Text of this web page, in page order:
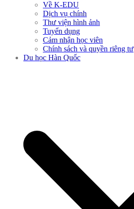
Về K-EDU
Dịch vụ chính
Thư viện hình ảnh
Tuyển dụng
Cảm nhận học viên
Chính sách và quyền riêng tư
Du học Hàn Quốc